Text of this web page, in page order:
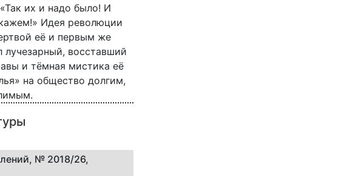
их и надо было! И
Идея революции
её и первым же
лучезарный, восставший
и тёмная мистика её
на общество долгим,
№ 2018/26,